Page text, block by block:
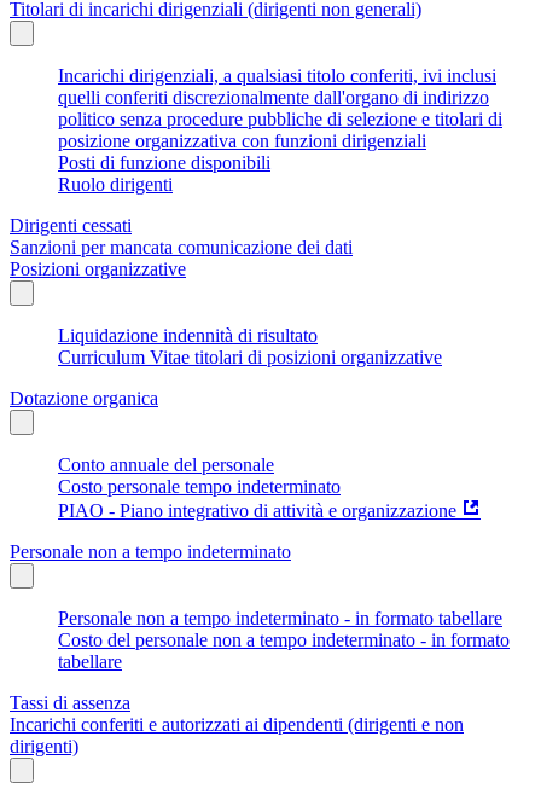
Titolari di incarichi dirigenziali (dirigenti non generali)
Incarichi dirigenziali, a qualsiasi titolo conferiti, ivi inclusi
quelli conferiti discrezionalmente dall'organo di indirizzo
politico senza procedure pubbliche di selezione e titolari di
posizione organizzativa con funzioni dirigenziali
Posti di funzione disponibili
Ruolo dirigenti
Dirigenti cessati
Sanzioni per mancata comunicazione dei dati
Posizioni organizzative
Liquidazione indennità di risultato
Curriculum Vitae titolari di posizioni organizzative
Dotazione organica
Conto annuale del personale
Costo personale tempo indeterminato
PIAO - Piano integrativo di attività e organizzazione
Personale non a tempo indeterminato
Personale non a tempo indeterminato - in formato tabellare
Costo del personale non a tempo indeterminato - in formato
tabellare
Tassi di assenza
Incarichi conferiti e autorizzati ai dipendenti (dirigenti e non
dirigenti)